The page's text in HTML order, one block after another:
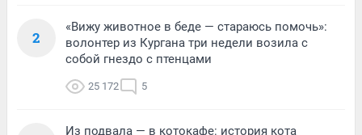
2
«Вижу животное в беде — стараюсь помочь»:
волонтер из Кургана три недели возила с
собой гнездо с птенцами
25 172 5
Из подвала — в котокафе: история кота